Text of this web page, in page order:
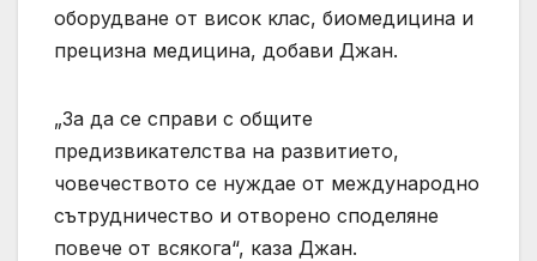
оборудване от висок клас, биомедицина и
прецизна медицина, добави Джан.
„За да се справи с общите
предизвикателства на развитието,
човечеството се нуждае от международно
сътрудничество и отворено споделяне
повече от всякога“, каза Джан.